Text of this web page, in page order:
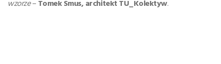
wzorze– Tomek Smus, architekt TU_Kolektyw.